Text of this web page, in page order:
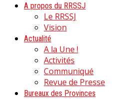
A propos du RRSSJ
Le RRSSJ
Vision
Actualité
A la Une !
Activités
Communiqué
Revue de Presse
Bureaux des Provinces